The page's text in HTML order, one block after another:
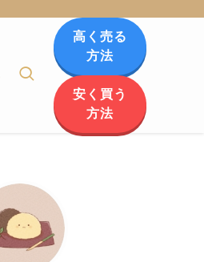
高く売る
方法
安く買う
方法